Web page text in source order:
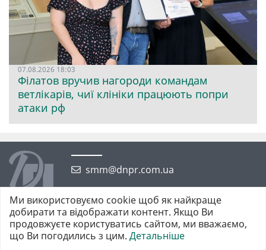
07.08.2026 18:03
Філатов вручив нагороди командам
ветлікарів, чиї клініки працюють попри
атаки рф
smm@dnpr.com.ua
©2026 https://dnpr.com.ua Дніпровська порадниця
Ми використовуємо cookie щоб як найкраще
добирати та відображати контент. Якщо Ви
продовжуєте користуватись сайтом, ми вважаємо,
що Ви погодились з цим. Детальніше